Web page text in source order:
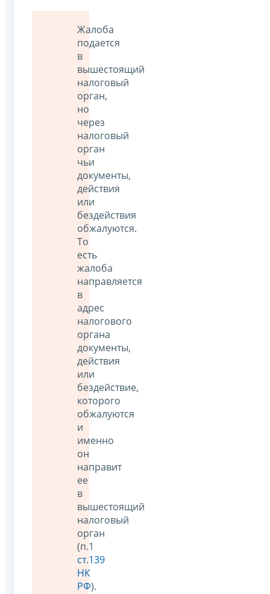
Жалоба
подается
в
вышестоящий
налоговый
орган,
но
через
налоговый
орган
чьи
документы,
действия
или
бездействия
обжалуются.
То
есть
жалоба
направляется
в
адрес
налогового
органа
документы,
действия
или
бездействие,
которого
обжалуются
и
именно
он
направит
ее
в
вышестоящий
налоговый
орган
(п.1
ст.139
НК
РФ).